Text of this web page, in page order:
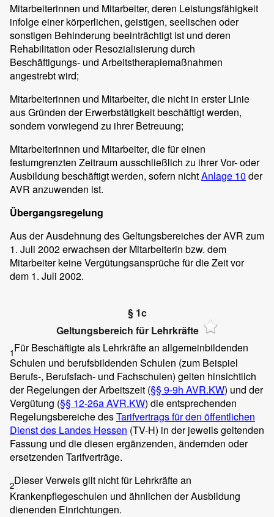
Mitarbeiterinnen und Mitarbeiter, deren Leistungsfähigkeit
infolge einer körperlichen, geistigen, seelischen oder
sonstigen Behinderung beeinträchtigt ist und deren
Rehabilitation oder Resozialisierung durch
Beschäftigungs- und Arbeitstherapiemaßnahmen
angestrebt wird;
Mitarbeiterinnen und Mitarbeiter, die nicht in erster Linie
aus Gründen der Erwerbstätigkeit beschäftigt werden,
sondern vorwiegend zu ihrer Betreuung;
Mitarbeiterinnen und Mitarbeiter, die für einen
festumgrenzten Zeitraum ausschließlich zu ihrer Vor- oder
Ausbildung beschäftigt werden, sofern nichtAnlage 10 der
AVR anzuwenden ist.
Übergangsregelung
Aus der Ausdehnung des Geltungsbereiches der AVR zum
1. Juli 2002 erwachsen der Mitarbeiterin bzw. dem
Mitarbeiter keine Vergütungsansprüche für die Zeit vor
dem 1. Juli 2002.
§ 1c
Geltungsbereich für Lehrkräfte
1Für Beschäftigte als Lehrkräfte an allgemeinbildenden
Schulen und berufsbildenden Schulen (zum Beispiel
Berufs-, Berufsfach- und Fachschulen) gelten hinsichtlich
der Regelungen der Arbeitszeit (§§ 9-9h AVR.KW) und der
Vergütung (§§ 12-26a AVR.KW) die entsprechenden
Regelungsbereiche desTarifvertrags für den öffentlichen
Dienst des Landes Hessen (TV-H) in der jeweils geltenden
Fassung und die diesen ergänzenden, ändernden oder
ersetzenden Tarifverträge.
2Dieser Verweis gilt nicht für Lehrkräfte an
Krankenpflegeschulen und ähnlichen der Ausbildung
dienenden Einrichtungen.